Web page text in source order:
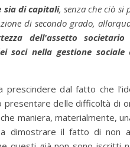
sia di capitali, senza che ciò si
di secondo grado,
dell'assetto
soci nella gestione sociale
prescindere dal fatto che
presentare delle difficoltà di
maniera, materialmente,
dimostrare il fatto di non